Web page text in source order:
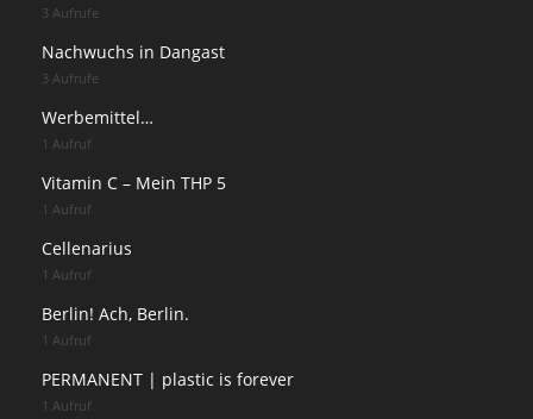
3 Aufrufe
Nachwuchs in Dangast
3 Aufrufe
Werbemittel…
1 Aufruf
Vitamin C – Mein THP 5
1 Aufruf
Cellenarius
1 Aufruf
Berlin! Ach, Berlin.
1 Aufruf
PERMANENT | plastic is forever
1 Aufruf